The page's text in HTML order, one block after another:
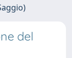
del